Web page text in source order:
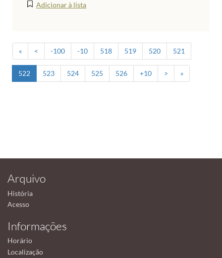
Adicionar à lista
« < -100 -10 518 519 520 521
522 523 524 525 526 +10 > »
Arquivo
História
Acesso
Informações
Horário
Localização